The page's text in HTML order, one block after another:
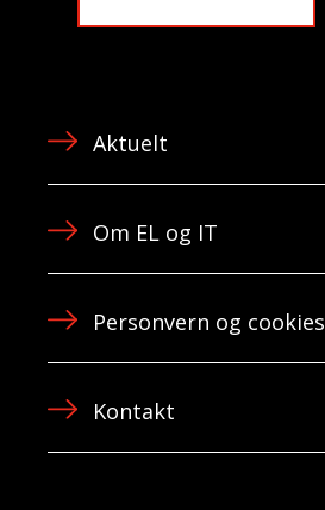
Aktuelt
Om EL og IT
Personvern og cookies
Kontakt